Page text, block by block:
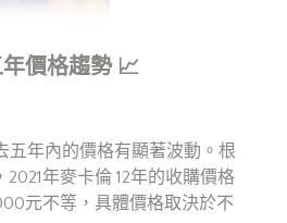
價格趨勢 📈
五年內的價格有顯著波動。根
年麥卡倫 12年的收購價格
元不等，具體價格取決於不